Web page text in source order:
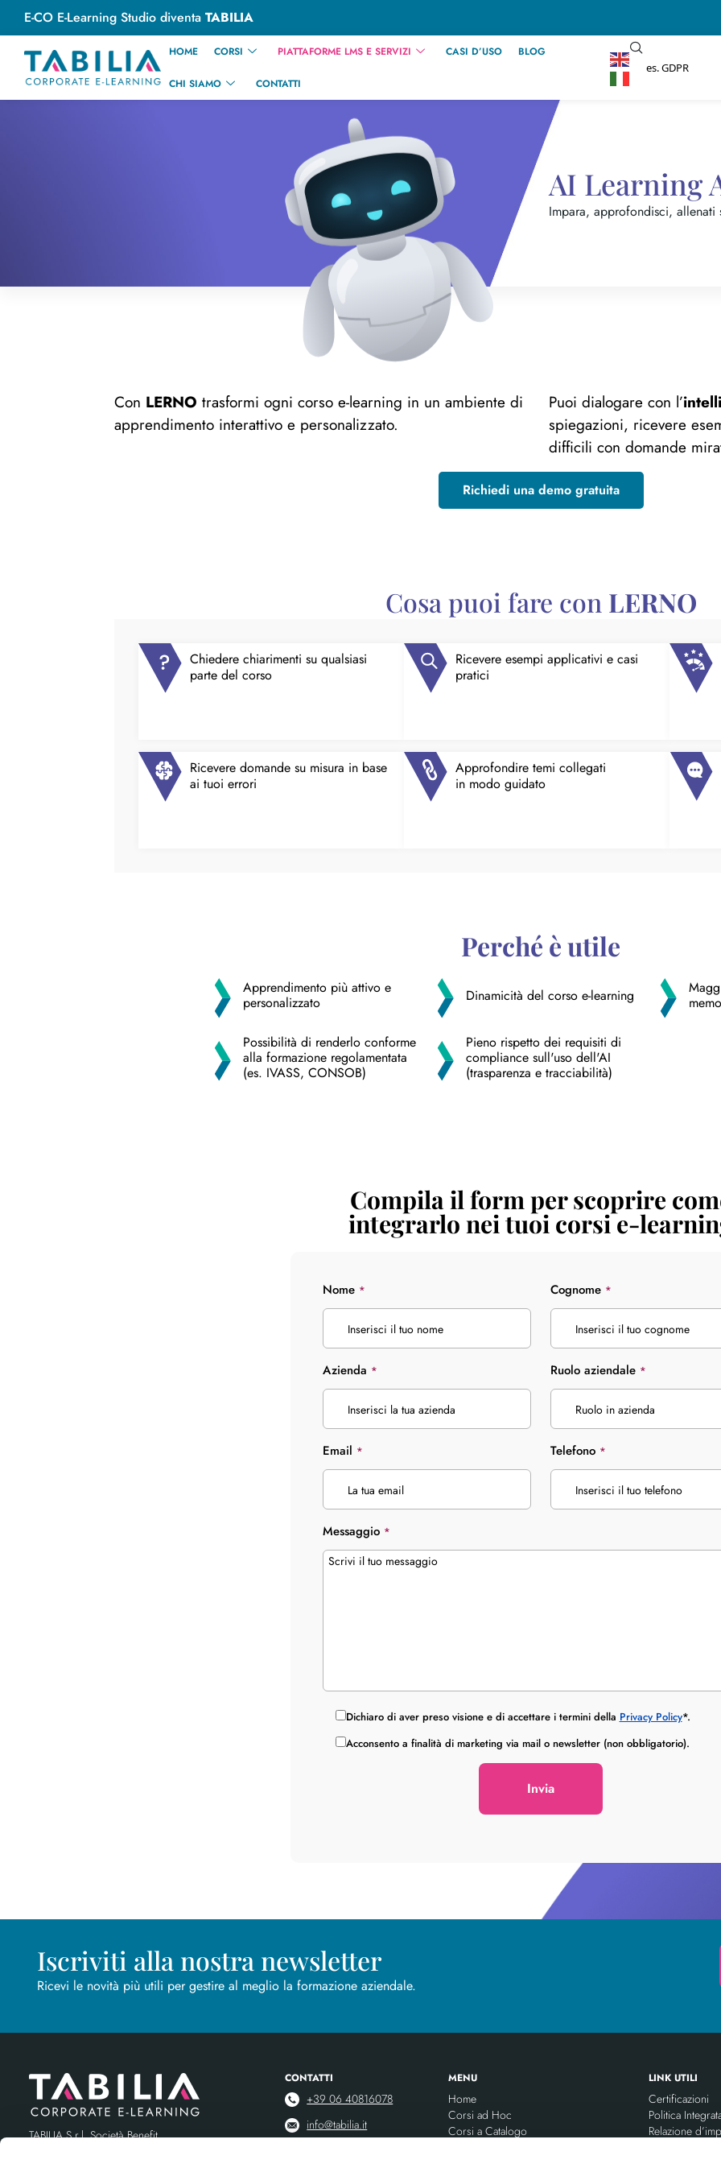
E-CO E-Learning Studio diventa TABILIA
HOME CORSI PIATTAFORME LMS E SERVIZI CASI D’USO BLOG
CHI SIAMO CONTATTI
AI Learning
Impara, approfondisci,
Con LERNO trasformi ogni corso e-learning in un ambiente di
apprendimento interattivo e personalizzato.
Puoi dialogare con l’
spiegazioni, ricevere
difficili con domande
Richiedi una demo gratuita
Cosa puoi fare con LERNO
Chiedere chiarimenti su qualsiasi
parte del corso​
Ricevere esempi applicativi e casi
pratici​
Ricevere domande su misura in base
ai tuoi errori​
Approfondire temi collegati
in modo guidato
Perché è utile
Apprendimento più attivo e
personalizzato​
Dinamicità del corso e-learning ​
Possibilità di renderlo conforme
alla formazione regolamentata
(es. IVASS, CONSOB)​
Pieno rispetto dei requisiti di
compliance sull'uso dell'AI
(trasparenza e tracciabilità)
Compila il form per scoprire
integrarlo nei tuoi corsi e-
Nome * Cognome *
Azienda * Ruolo aziendale *
Email * Telefono *
Messaggio *
Dichiaro di aver preso visione e di accettare i termini della Privacy Policy*.
Acconsento a finalità di marketing via mail o newsletter (non obbligatorio).
Iscriviti alla nostra newsletter
Ricevi le novità più utili per gestire al meglio la formazione aziendale.
TABILIA S.r.l. Società Benefit
CONTATTI
+39 06 40816078
info@tabilia.it
MENU
Home
Corsi ad Hoc
Corsi a Catalogo
LINK UTILI
Certificazioni
Politica
Relazione